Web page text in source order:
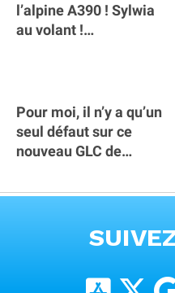
l’alpine A390 ￼! Sylwia
au volant !
Pour moi, il n’y a qu’un
seul défaut sur ce
nouveau GLC de
clé sur téléphone